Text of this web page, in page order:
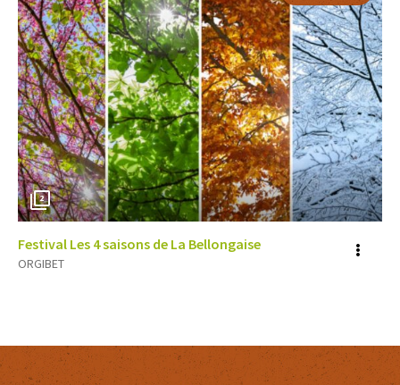
2
Festival Les 4 saisons de La Bellongaise
ORGIBET
Voir